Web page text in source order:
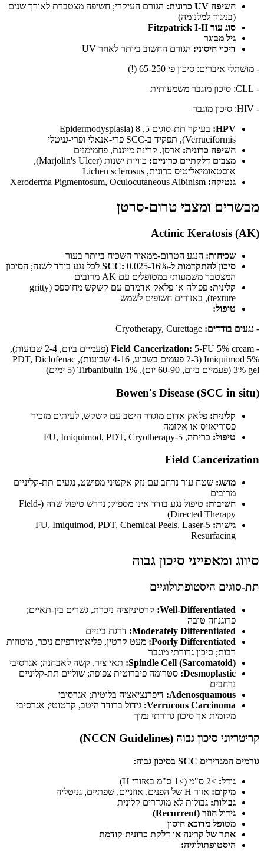
חשיפה UV כרונית:
הגורם העיקרי; חשיפה מצטברת לאורך שנים
(בניגוד למלנומה)
סוג עור Fitzpatrick I-II
גיל מבוגר
דיכוי חיסוני: הגורם החשוב ביותר לאחר UV
- מושתלי איברים: סיכון פי 65-250 (!)
- CLL: סיכון מוגבר משמעותית
- HIV: סיכון מוגבר
HPV:
בעיקר תת-סוגים 5, 8 (Epidermodysplasia
Verruciformis), תפקיד ב-SCC פרי-אנאלי ופרי-גניטלי
חשיפה כרונית: ארסן, קרינה מייננת, פחמימנים
מצבים דלקתיים כרוניים:
כוויות ישנות (Marjolin's Ulcer),
אוסטאומיאליטיס כרונית, Lichen sclerosus
גנטיקה:
מבשרים ומצבי טרום-סרטן
Actinic Keratosis (AK)
שכיחות: הנגע הטרום-ממאיר השכיח ביותר בעור
סיכון להתקדמות ל-SCC:
0.025-16% לכל נגע בודד לשנה; הסיכון
המצטבר משמעותי במטופלים עם AK מרובים
קלינית:
פפולה או פלאק אדמדם עם קשקש מחוספס (gritty
texture), באזורים חשופים לשמש
טיפול:
- נגעים בודדים:
-
Field Cancerization:
5-FU 5% cream (פעמיים ביום, 2-4 שבועות),
Imiquimod 5% (2-3 פעמים בשבוע, 4-16 שבועות), PDT, Diclofenac
3% gel (פעמיים ביום, 60-90 יום), Tirbanibulin 1% (5 ימים)
Bowen's Disease (SCC in situ)
קלינית: פלאק אדום מוגדר היטב עם קשקש, לעיתים מזכיר
פסוריאזיס או אקזמה
טיפול: כריתה, 5-FU, Imiquimod, PDT, Cryotherapy
Field Cancerization
מושג: שטח עור נרחב עם נזק אקטיני מפושט, נגעים תת-קליניים
מרובים
חשיבות:
טיפול נגע בודד אינו מספיק; נדרש טיפול שדה (Field-
Directed Therapy)
גישות:
5-FU, Imiquimod, PDT, Chemical Peels, Laser
Resurfacing
סיווג ומאפייני סיכון גבוה
תת-סוגים היסטופתולוגיים
Well-Differentiated: קרטיניזציה ניכרת, גשרים בין-תאיים;
פרוגנוזה טובה
Moderately Differentiated: דרגת ביניים
Poorly Differentiated: מעט קרטין, פליאומורפיזם ניכר, מיטוזות
רבות; סיכון גרורתי מוגבר
Spindle Cell (Sarcomatoid): תאי ציר, קשה לאבחנה; אגרסיבי
Desmoplastic: סטרומה פיברוטית צפופה; שוליים תת-קליניים
נרחבים
Adenosquamous:
דיפרנציאציה בלוטית; אגרסיבי
Verrucous Carcinoma: גידול ברודד היטב, קרטוטי; אגרסיבי
מקומית אך סיכון גרורתי נמוך
קריטריוני סיכון גבוה (NCCN Guidelines)
גורמים המגדירים SCC בסיכון גבוה:
גודל: ≥2 ס"מ (≥1 ס"מ באזורי H)
מיקום: אזור H של הפנים, אוזניים, שפתיים, גניטליה
גבולות: גבולות לא מוגדרים קלינית
גידול חוזר (Recurrent)
מטופל מדוכא חיסון
אתר של קרינה או דלקת כרונית קודמת
היסטופתולוגיה: